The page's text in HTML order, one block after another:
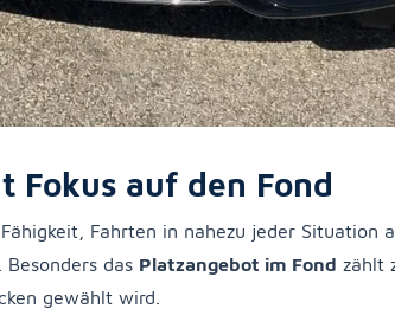
auf den Fond
Fahrten in nahezu jeder
das Platzangebot im Fond zählt
gewählt wird.